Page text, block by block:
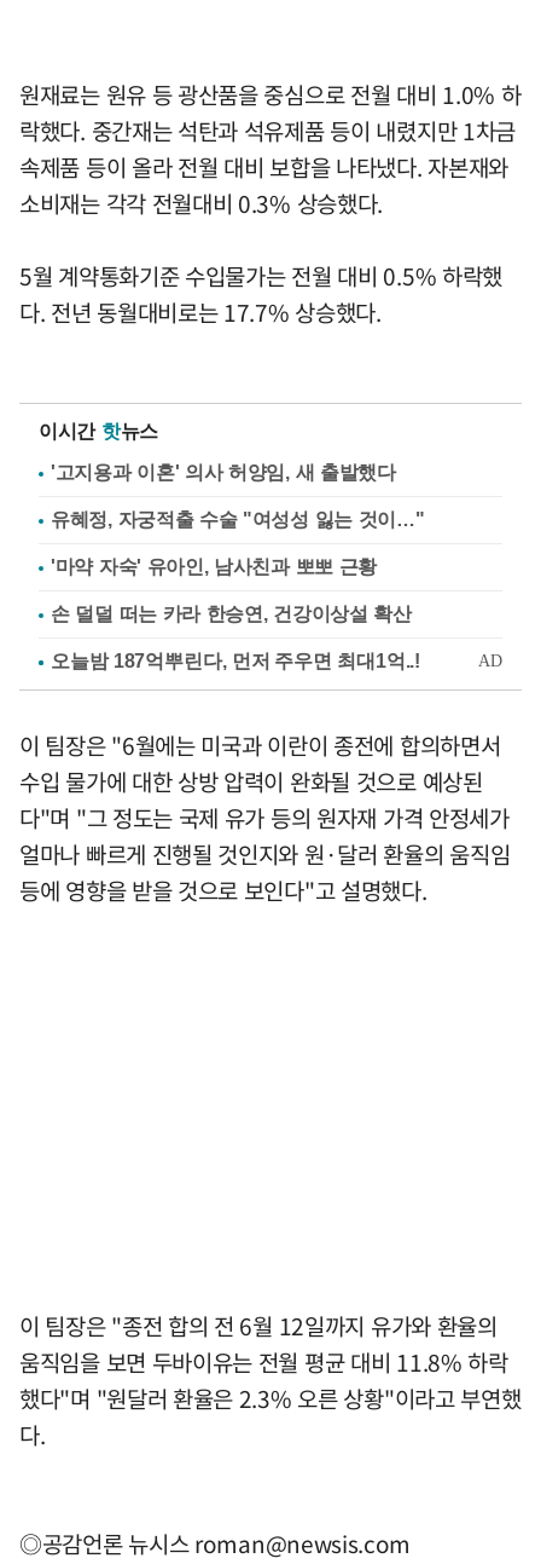
원재료는 원유 등 광산품을 중심으로 전월 대비 1.0% 하
락했다. 중간재는 석탄과 석유제품 등이 내렸지만 1차금
속제품 등이 올라 전월 대비 보합을 나타냈다. 자본재와
소비재는 각각 전월대비 0.3% 상승했다.
5월 계약통화기준 수입물가는 전월 대비 0.5% 하락했
다. 전년 동월대비로는 17.7% 상승했다.
이시간 핫뉴스
'고지용과 이혼' 의사 허양임, 새 출발했다
유혜정, 자궁적출 수술 "여성성 잃는 것이…"
'마약 자숙' 유아인, 남사친과 뽀뽀 근황
손 덜덜 떠는 카라 한승연, 건강이상설 확산
이 팀장은 "6월에는 미국과 이란이 종전에 합의하면서
수입 물가에 대한 상방 압력이 완화될 것으로 예상된
다"며 "그 정도는 국제 유가 등의 원자재 가격 안정세가
얼마나 빠르게 진행될 것인지와 원·달러 환율의 움직임
등에 영향을 받을 것으로 보인다"고 설명했다.
이 팀장은 "종전 합의 전 6월 12일까지 유가와 환율의
움직임을 보면 두바이유는 전월 평균 대비 11.8% 하락
했다"며 "원달러 환율은 2.3% 오른 상황"이라고 부연했
다.
◎공감언론 뉴시스roman@newsis.com